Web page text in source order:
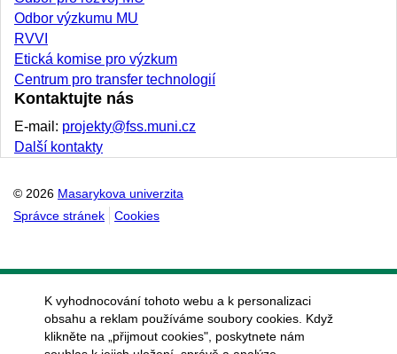
Odbor výzkumu MU
RVVI
Etická komise pro výzkum
Centrum pro transfer technologií
Kontaktujte nás
E-mail: projekty@fss.muni.cz
Další kontakty
© 2026 Masarykova univerzita
Správce stránek
Cookies
K vyhodnocování tohoto webu a k personalizaci
obsahu a reklam používáme soubory cookies. Když
klikněte na „přijmout cookies", poskytnete nám